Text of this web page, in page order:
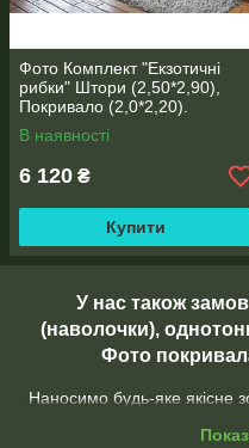
Фото Комплект "Екзотичні
рибки" Штори (2,50*2,90),
Покривало (2,0*2,20).
Читаємо опис!
В наявності
6 120 ₴
Купити
У нас також
(наволочки),
Фото
Наносимо будь-яке якісне